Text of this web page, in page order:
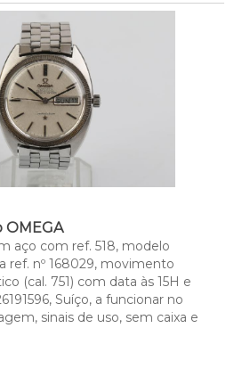
OMEGA
aço com ref. 518, modelo
ref. nº 168029, movimento
(cal. 751) com data às 15H e
Suíço, a funcionar no
sinais de uso, sem caixa e